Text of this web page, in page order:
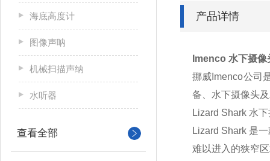
海底高度计
图像声呐
机械扫描声纳
水听器
查看全部
产品详情
Imenco 水下摄像
挪威Imenco公司
备、水下摄像头
Lizard Shark 水
Lizard Shark 是
难以进入的狭窄